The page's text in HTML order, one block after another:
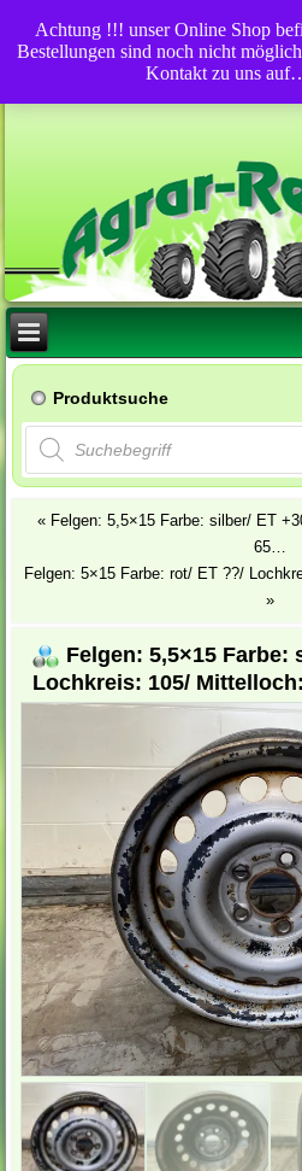
Produktsuche
Products
search
« Felgen: 5,5×15 Farbe: silber/ ET
65…
Felgen: 5×15 Farbe: rot/ ET ??/
»
Felgen: 5,5×15 Farbe:
Lochkreis: 105/
Achtung !!! unser Online Shop
Bestellungen sind noch nicht
Kontakt zu uns